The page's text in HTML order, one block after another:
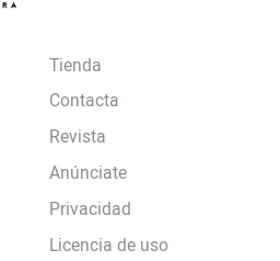
Tienda
Contacta
Revista
Anúnciate
Privacidad
Licencia de uso